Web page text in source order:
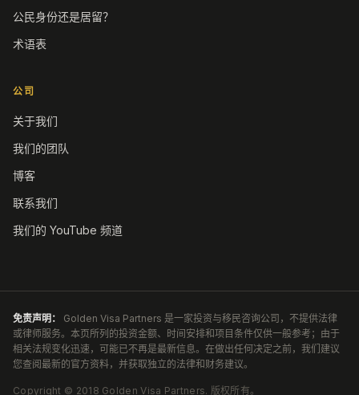
公民身份还是居留？
术语表
公司
关于我们
我们的团队
博客
联系我们
我们的 YouTube 频道
免责声明：
Golden Visa Partners 是一家投资与移民咨询公司，不提供法律
或律师服务。本页所列的投资金额、时间安排和项目条件仅供一般参考；由于
相关法规变化迅速，可能已不再是最新信息。在做出任何决定之前，我们建议
您查阅最新的官方资料，并获取独立的法律和财务建议。
Copyright © 2018 Golden Visa Partners. 版权所有。